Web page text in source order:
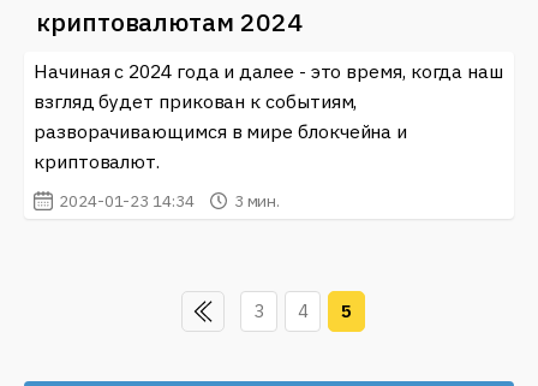
криптовалютам 2024
Начиная с 2024 года и далее - это время, когда наш
взгляд будет прикован к событиям,
разворачивающимся в мире блокчейна и
криптовалют.
2024-01-23 14:34 3 мин.
3 4 5